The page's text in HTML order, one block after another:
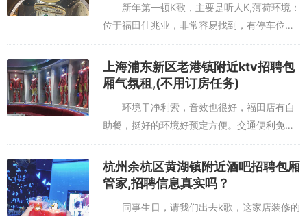
新年第一顿K歌，主要是听人K,薄荷环境：
位于福田佳兆业，非常容易找到，有停车位，
室内环境可以,服务铃服务：服务还可以的，就
是麦克风经常没电，不知道是不是那几位麦霸
把电用完了还是麦克风本...
上海浦东新区老港镇附近ktv招聘包
厢气氛租,(不用订房任务)
环境干净利索，音效也很好，福田店有自
助餐，挺好的环境好预定方便。交通便利免费
停车薄荷环境:环境还行，包房挺大的，关键包
房里还有洗手间,设施:音响不错，没有一点杂音
服务铃服务:服务态度挺...
杭州余杭区黄湖镇附近酒吧招聘包厢
管家,招聘信息真实吗？
同事生日，请我们出去k歌，这家店装修的